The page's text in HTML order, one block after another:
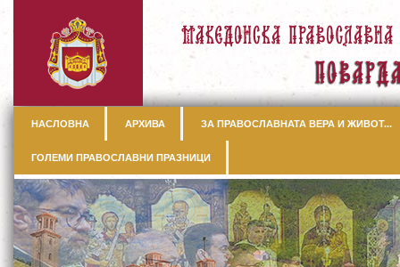
НАСЛОВНА АРХИВА ЗА ПРАВОСЛАВНАТА ВЕРА И ЖИВОТ...
ГОЛЕМИ ПРАВОСЛАВНИ ПРАЗНИЦИ